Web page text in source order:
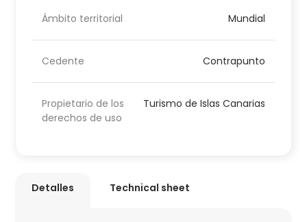
Ámbito territorial Mundial
Cedente Contrapunto
Propietario de los
derechos de uso
Turismo de Islas Canarias
Detalles Technical sheet